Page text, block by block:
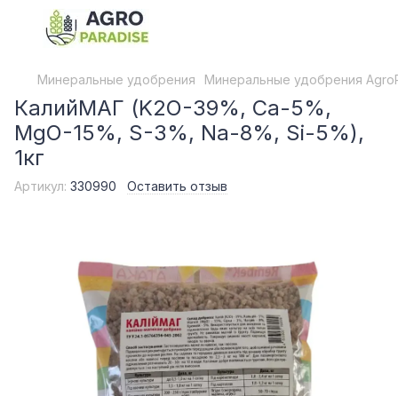
Минеральные удобрения Минеральные удобрения
КалийМАГ (K2O-39%, Ca-5%,
MgO-15%, S-3%, Na-8%, Si-5%),
1кг
Артикул: 330990 Оставить отзыв